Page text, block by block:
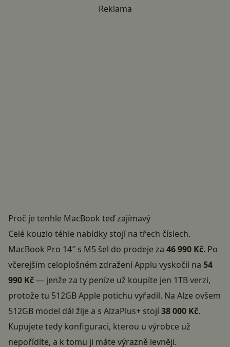
Reklama
Proč je tenhle MacBook teď zajímavý
Celé kouzlo téhle nabídky stojí na třech číslech.
MacBook Pro 14″ s M5 šel do prodeje za 46 990 Kč. Po
včerejším celoplošném zdražení Applu vyskočil na 54
990 Kč— jenže za ty peníze už koupíte jen 1TB verzi,
protože tu 512GB Apple potichu vyřadil. Na Alze ovšem
512GB model dál žije a s AlzaPlus+ stojí38 000 Kč.
Kupujete tedy konfiguraci, kterou u výrobce už
nepořídíte, a k tomu ji máte výrazně levněji.